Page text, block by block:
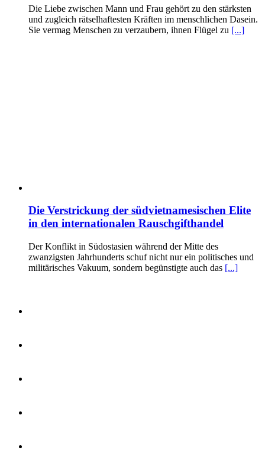
Die Liebe zwischen Mann und Frau gehört zu den stärksten
und zugleich rätselhaftesten Kräften im menschlichen Dasein.
Sie vermag Menschen zu verzaubern, ihnen Flügel zu [...]
Die Verstrickung der südvietnamesischen Elite
in den internationalen Rauschgifthandel
Der Konflikt in Südostasien während der Mitte des
zwanzigsten Jahrhunderts schuf nicht nur ein politisches und
militärisches Vakuum, sondern begünstigte auch das [...]